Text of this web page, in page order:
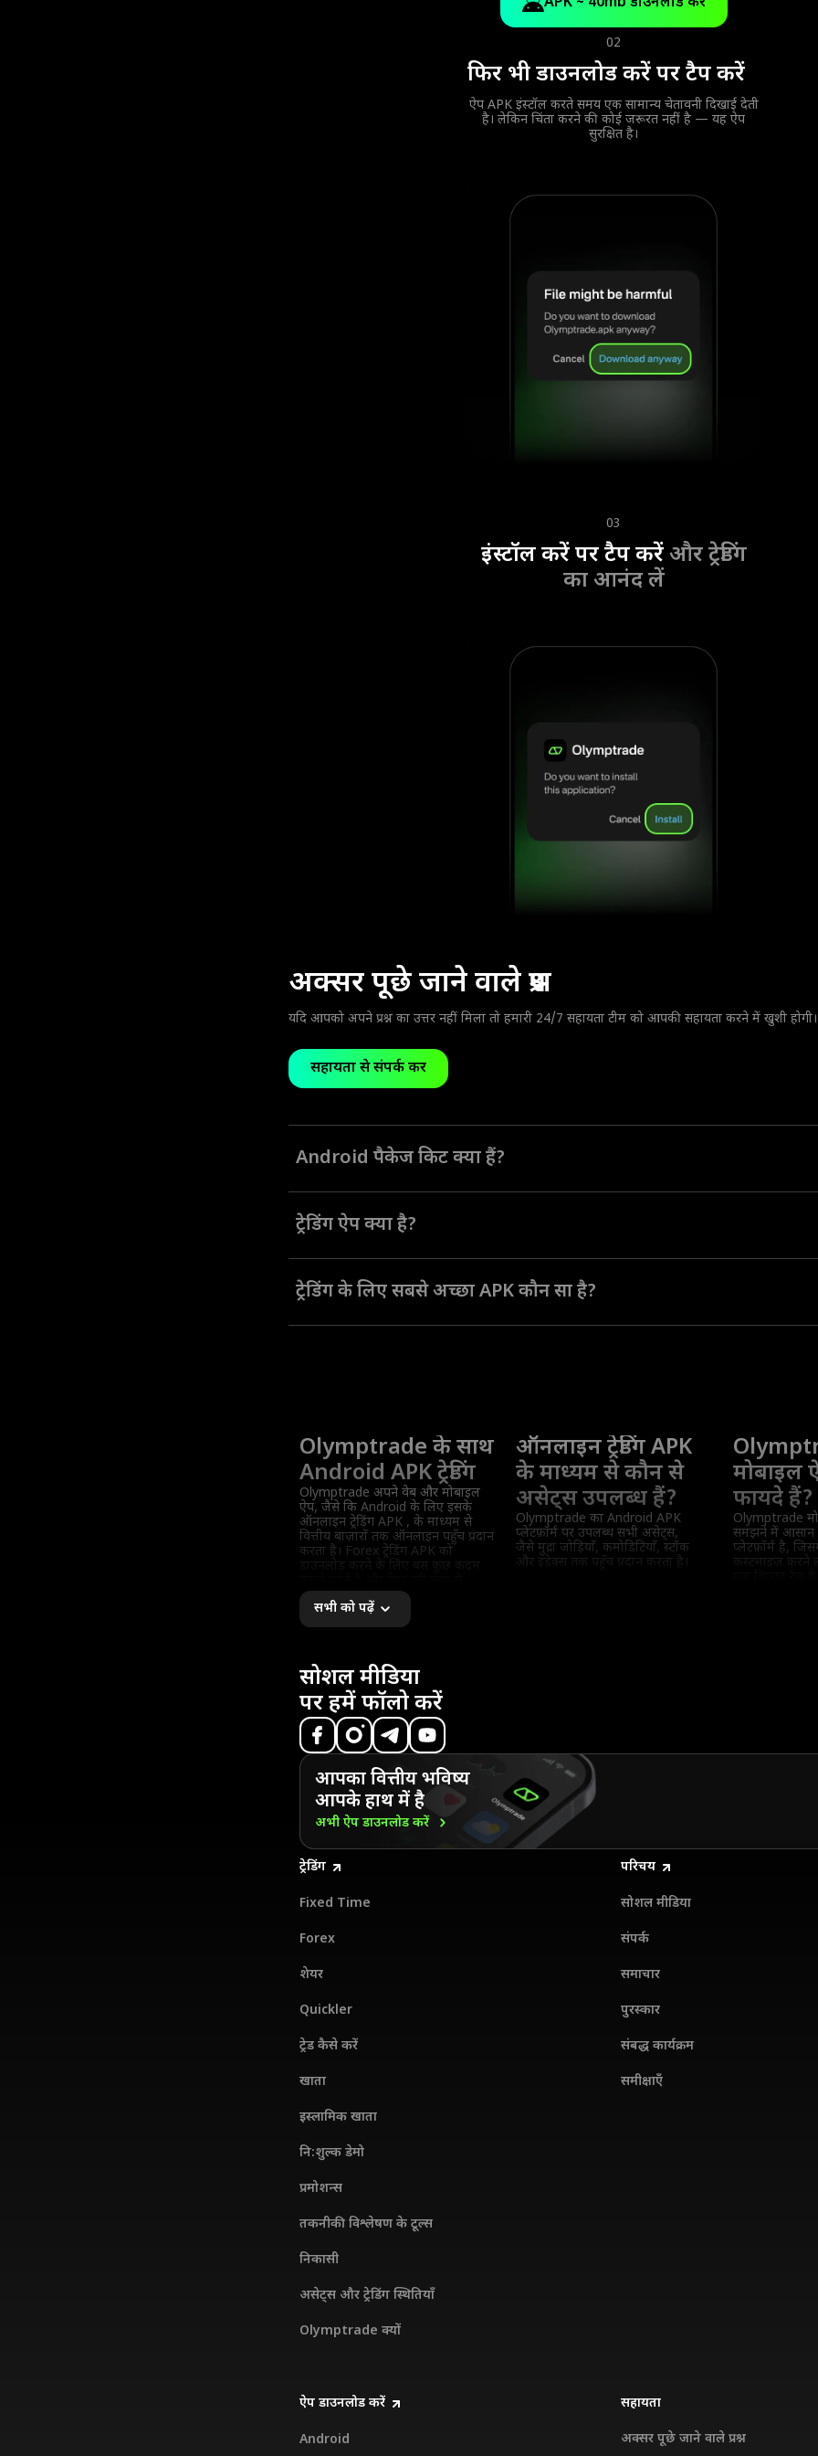
02
फिर भी डाउनलोड करें पर टैप करें
ऐप APK इंस्टॉल करते समय एक सामान्य चेतावनी दिखाई देती
है। लेकिन चिंता करने की कोई जरूरत नहीं है — यह ऐप
सुरक्षित है।
03
इंस्टॉल करें पर टैप करेंऔर ट्रेडिंग
का आनंद लें
अक्सर पूछे जाने वाले प्रश्न
यदि आपको अपने प्रश्न का उत्तर नहीं मिला तो हमारी 24/7 सहायता टीम को आपकी सहायता करने में खुशी होगी।
सहायता से संपर्क करें
Android पैकेज किट क्या हैं?
Olymptrade की Android पैकेज किट, या Olymptrade का APK, एक प्रकार का Android-कम्पेटिबल
अपने डिवाइस पर ऐप डाउनलोड और इंस्टॉल करने की सुविधा देता है।
ट्रेडिंग ऐप क्या है?
ऑनलाइन ट्रेडिंग ऐप एक प्रकार का सॉफ़्टवेयर है जो उपयोगकर्ताओं को मुनाफ़ा कमाने के उद्देश्य से वास्तविक
और ट्रेडिंग टूल का इस्तेमाल करने की सुविधा देता है।
ट्रेडिंग के लिए सबसे अच्छा APK कौन सा है?
जबकि उत्तर दरअसल इस बात पर निर्भर करता है कि कौन सा आपके वित्तीय लक्ष्यों के लिए सबसे उपयुक्त है
Olymptrade के साथ
Android APK ट्रेडिंग
Olymptrade अपने वेब और मोबाइल
ऐप, जैसे कि Android के लिए इसके
ऑनलाइन ट्रेडिंग APK , के माध्यम से
वित्तीय बाज़ारों तक ऑनलाइन पहुँच प्रदान
करता है। Forex ट्रेडिंग APK को
फ़ीचर्ड ट्रेडिंग प्लेटफ़ॉर्म पर मुनाफ़ा कमाना
शुरू कर सकते हैं।
ऑनलाइन ट्रेडिंग APK
के माध्यम से कौन से
असेट्स उपलब्ध हैं?
Olymptrade का Android APK
प्लेटफ़ॉर्म पर उपलब्ध सभी असेट्स,
जैसे मुद्रा जोड़ियाँ, कमोडिटियाँ, स्टॉक
और इंडेक्स तक पहुँच प्रदान करता है।
मोबाइल
फायदे हैं?
Olymptrade
समझने में आसान
प्लेटफ़ॉर्म है,
कस्टमाइज़ करने
सभी को पढ़ें
सोशल मीडिया
पर हमें फॉलो करें
आपका वित्तीय भविष्य
आपके हाथ में है
अभी ऐप डाउनलोड करें
ट्रेडिंग
Fixed Time
Forex
शेयर
Quickler
ट्रेड कैसे करें
खाता
इस्लामिक खाता
नि:शुल्क डेमो
प्रमोशन्स
तकनीकी विश्लेषण के टूल्स
निकासी
असेट्स और ट्रेडिंग स्थितियाँ
Olymptrade क्यों
परिचय
सोशल मीडिया
संपर्क
समाचार
पुरस्कार
संबद्ध कार्यक्रम
समीक्षाएँ
ऐप डाउनलोड करें
Android
सहायता
अक्सर पूछे जाने वाले प्रश्न